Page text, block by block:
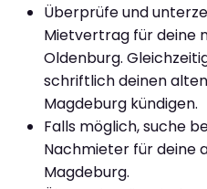
Überprüfe und
Mietvertrag für deine
Oldenburg.
schriftlich deinen
Magdeburg kündigen.
Falls möglich, suche
Nachmieter für deine
Magdeburg.